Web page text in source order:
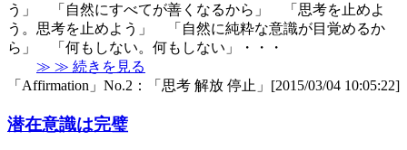
う」 「自然にすべてが善くなるから」 「思考を止めよ
う。思考を止めよう」 「自然に純粋な意識が目覚めるか
ら」 「何もしない。何もしない」・・・
≫ ≫ 続きを見る
「Affirmation」No.2：「思考 解放 停止」[2015/03/04 10:05:22]
潜在意識は完璧